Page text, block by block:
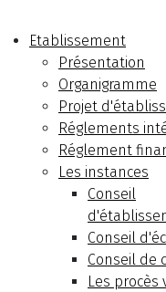
Etablissement
Présentation
Organigramme
Projet
Réglements
Réglement
Les instances
Conseil
Conseil
Conseil de
Les procès